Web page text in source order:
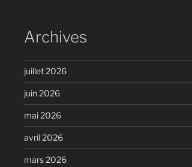
Archives
juillet 2026
juin 2026
mai 2026
avril 2026
mars 2026